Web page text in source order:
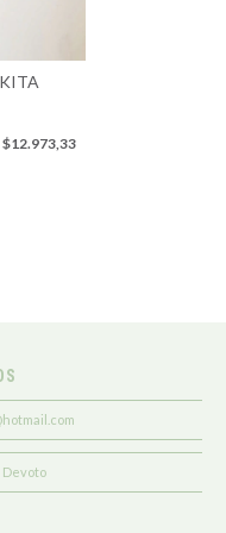
$12.973,33
Devoto